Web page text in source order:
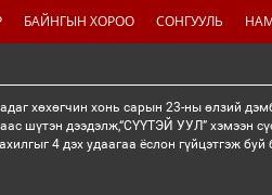
БАЙНГЫН ХОРОО СОНГУУЛЬ
хөхөгчин хонь сарын 23-ны өлзий
шүтэн дээдэлж,“СҮҮТЭЙ УУЛ” хэмээн
4 дэх удаагаа ёслон гүйцэтгэж